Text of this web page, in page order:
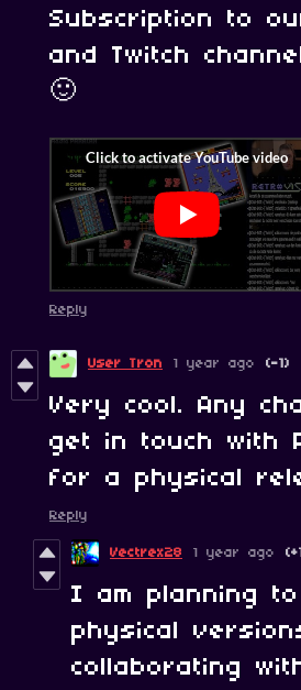
Subscription to
and Twitch
🙂
Reply
User Tron 1 year ago (-1)
Very cool. Any
get in touch with
for a physical
Reply
Vectrex28 1 year ago
I am planning to
physical
collaborating